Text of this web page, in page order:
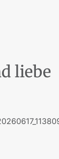
liebe